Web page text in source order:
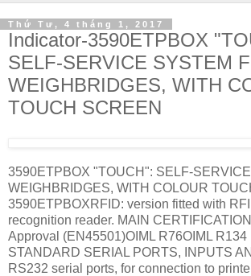
Thứ Tư, 4 tháng 1, 2017
Indicator-3590ETPBOX
SELF-SERVICE SYSTEM
WEIGHBRIDGES, WITH
TOUCH SCREEN
3590ETPBOX "TOUCH": SELF-
WEIGHBRIDGES, WITH COLOUR
3590ETPBOXRFID: version fitted with
recognition reader. MAIN
Approval (EN45501)OIML R76OIML R134
STANDARD SERIAL PORTS, INPUTS
RS232 serial ports, for connection to